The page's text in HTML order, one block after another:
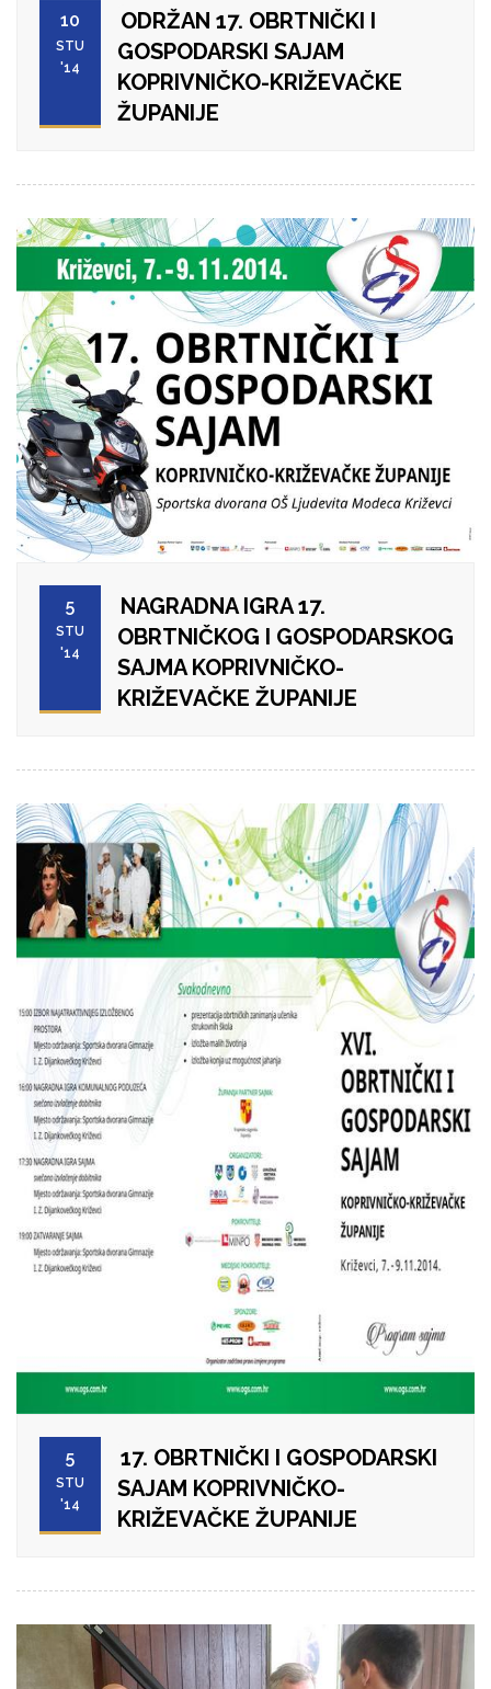
10
STU
'14
ODRŽAN 17. OBRTNIČKI I
GOSPODARSKI SAJAM
KOPRIVNIČKO-KRIŽEVAČKE
ŽUPANIJE
5
STU
'14
NAGRADNA IGRA 17.
OBRTNIČKOG I GOSPODARSKOG
SAJMA KOPRIVNIČKO-
KRIŽEVAČKE ŽUPANIJE
5
STU
'14
17. OBRTNIČKI I GOSPODARSKI
SAJAM KOPRIVNIČKO-
KRIŽEVAČKE ŽUPANIJE